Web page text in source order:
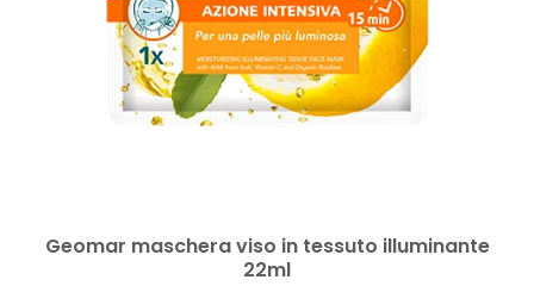
Geomar maschera viso in tessuto illuminante
22ml